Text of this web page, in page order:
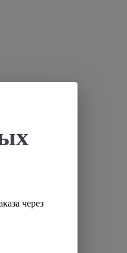
через